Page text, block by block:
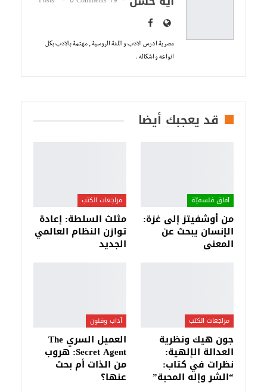
مصرية ادرس الادب و اللغة الروسية , مهتمة بالادب بكل
انواعه و اشكاله .
قد يعجبك أيضا
آفاق فلسفيّة‎
من أوشفيتز إلى غزة:
الإنسان يبحث عن
المعنى
مراجعات الكتب
مثلث السلطة: إعادة
توازن النظام العالمي
الجديد
مراجعات الكتب
جون هيك ونظرية
العدالة الإلهية:
نظرات في كتاب:
“الشر وإله المحبة”
آداب وفنون
العميل السري The
Secret Agent: هروب
من الذات أم بحث
عنها؟